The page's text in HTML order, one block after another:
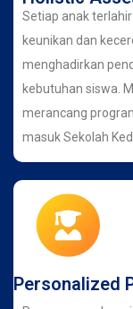
Setiap anak
keunikan dan
menghadirkan
kebutuhan siswa.
merancang
masuk Sekolah
Personalized